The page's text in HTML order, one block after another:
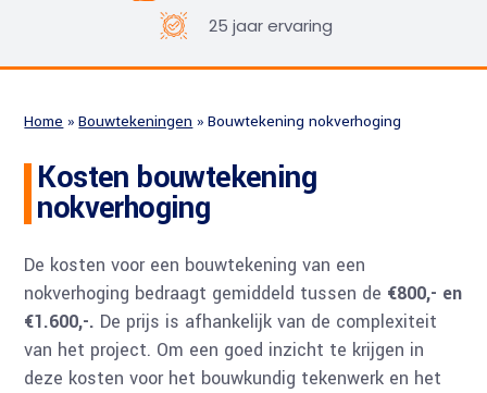
25 jaar ervaring
Home »Bouwtekeningen »Bouwtekening nokverhoging
Kosten bouwtekening
nokverhoging
De kosten voor een bouwtekening van een
nokverhoging bedraagt gemiddeld tussen de €800,- en
€1.600,-. De prijs is afhankelijk van de complexiteit
van het project. Om een goed inzicht te krijgen in
deze kosten voor het bouwkundig tekenwerk en het